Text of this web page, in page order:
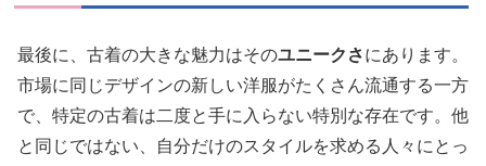
最後に、古着の大きな魅力はそのユニークさにあります。
市場に同じデザインの新しい洋服がたくさん流通する一方
で、特定の古着は二度と手に入らない特別な存在です。他
と同じではない、自分だけのスタイルを求める人々にとっ